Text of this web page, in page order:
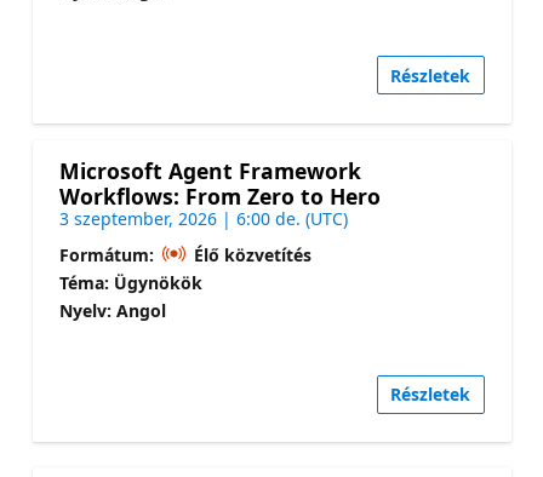
Részletek
Microsoft Agent Framework
Workflows: From Zero to Hero
3 szeptember, 2026 | 6:00 de. (UTC)
Formátum:
Élő közvetítés
Téma: Ügynökök
Nyelv: Angol
Részletek